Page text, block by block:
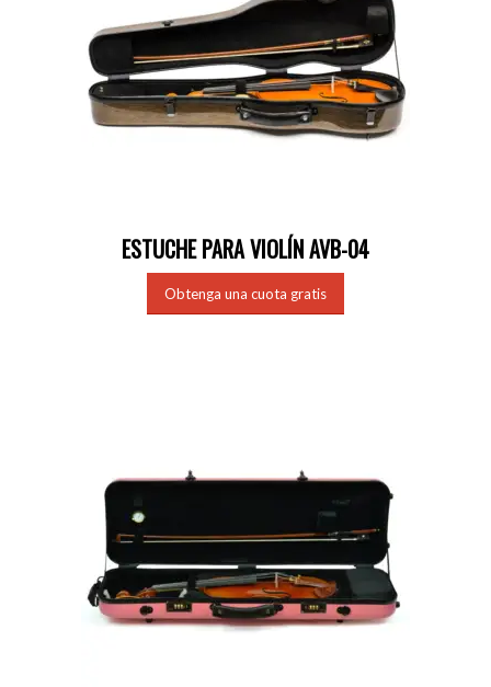
ESTUCHE PARA VIOLÍN AVB-04
Obtenga una cuota gratis